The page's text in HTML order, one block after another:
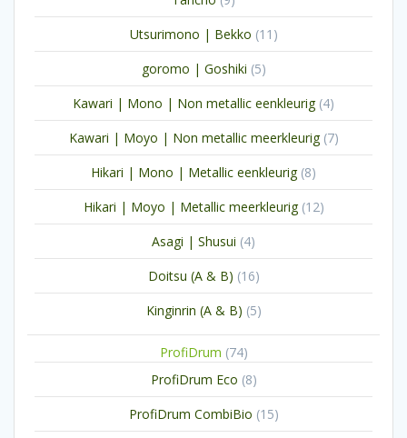
producten
Utsurimono | Bekko 11 11
producten
goromo | Goshiki 55
producten
Kawari | Mono | Non metallic eenkleurig 44
producten
Kawari | Moyo | Non metallic meerkleurig 77
producten
Hikari | Mono | Metallic eenkleurig 88
producten
Hikari | Moyo | Metallic meerkleurig 1212
producten
Asagi | Shusui 44
producten
Doitsu (A & B) 1616
producten
Kinginrin (A & B) 55
ProfiDrum 7474
ProfiDrum Eco 88
producten
ProfiDrum CombiBio 1515
producten